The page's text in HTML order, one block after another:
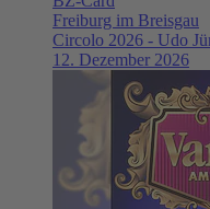
Freiburg im Breisgau
Circolo 2026 - Udo
12. Dezember 2026